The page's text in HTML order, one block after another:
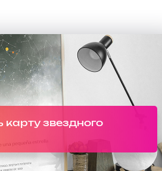
карту звездного